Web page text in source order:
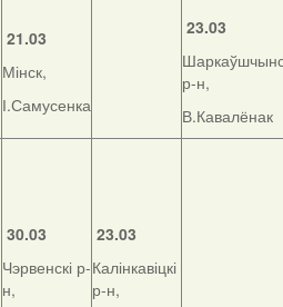
21.03
Мінск,
І.Самусенка
23.03
р-н,
В.Кавалёнак
30.03
Чэрвенскі р-
н,
23.03
Калінкавіцкі
р-н,